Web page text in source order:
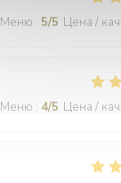
Меню : 5/5 Цена /
Меню : 4/5 Цена /